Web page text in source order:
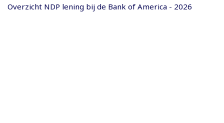
Overzicht NDP lening bij de Bank of America - 2026